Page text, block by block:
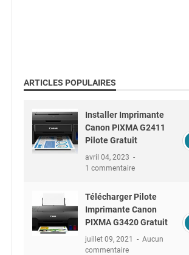
ARTICLES POPULAIRES
Installer Imprimante
Canon PIXMA G2411
Pilote Gratuit
avril 04, 2023
1 commentaire
Télécharger Pilote
Imprimante Canon
PIXMA G3420 Gratuit
juillet 09, 2021
Aucun
commentaire